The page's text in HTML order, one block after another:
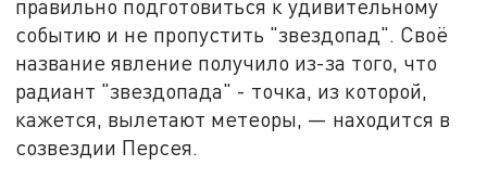
правильно подготовиться к удивительному
событию и не пропустить "звездопад". Своё
название явление получило из-за того, что
радиант "звездопада" - точка, из которой,
кажется, вылетают метеоры, — находится в
созвездии Персея.